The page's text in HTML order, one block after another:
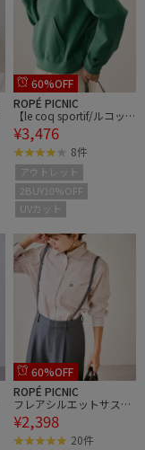
60%OFF
ROPÉ PICNIC
【le coq sportif/ルコッ
クスポルティフ】防風リ
ブニットフーディースウ
ェット/UVカット
¥3,476
8件
アウトレット
2BUY10%OFF
UVカット
60%OFF
ROPÉ PICNIC
フレアシルエットサスペ
ンダー付きパンツ
¥2,398
20件